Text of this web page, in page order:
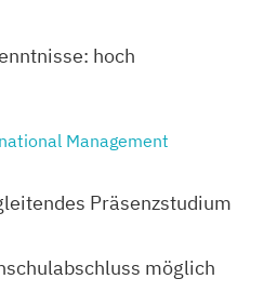
hoch
Management
Präsenzstudium
möglich